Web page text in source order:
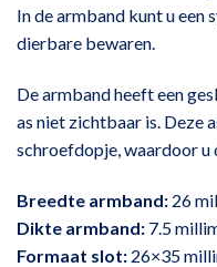
In de armband kunt u een
dierbare bewaren.
De armband heeft een
as niet zichtbaar is. Deze
schroefdopje, waardoor u
Breedte armband: 26
Dikte armband: 7.5
Formaat slot: 26×35